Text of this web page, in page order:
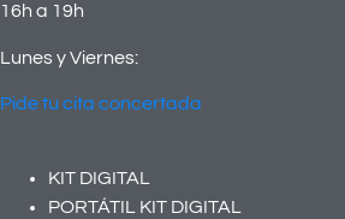
16h a 19h
Lunes y Viernes:
Pide tu cita concertada
KIT DIGITAL
PORTÁTIL KIT DIGITAL